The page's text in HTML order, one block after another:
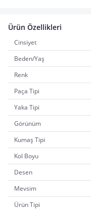
Ürün Özellikleri
Cinsiyet
Beden/Yaş
Renk
Paça Tipi
Yaka Tipi
Görünüm
Kumaş Tipi
Kol Boyu
Desen
Mevsim
Ürün Tipi